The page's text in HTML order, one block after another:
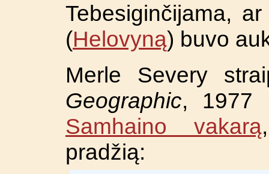
Tebesiginčijama,
(Helovyną) buvo
Merle Severy
Geographic, 1977
Samhaino vakarą
pradžią: